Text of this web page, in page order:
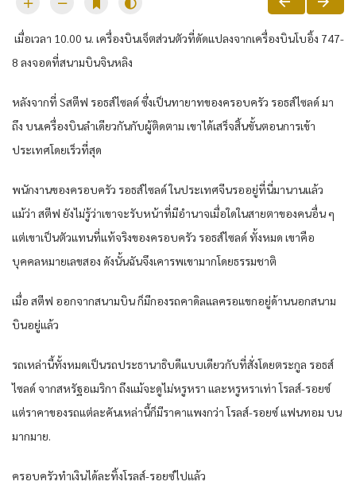
เมื่อเวลา 10.00 น. เครื่องบินเจ็ตส่วนตัวที่ดัดแปลงจากเครื่องบินโบอิ้ง 747-
8 ลงจอดที่สนามบินจินหลิง
หลังจากที่ Sสตีฟ รอธส์ไซลด์ ซึ่งเป็นทายาทของครอบครัว รอธส์ไซลด์ มา
ถึง บนเครื่องบินลำเดียวกันกับผู้ติดตาม เขาได้เสร็จสิ้นขั้นตอนการเข้า
ประเทศโดยเร็วที่สุด
พนักงานของครอบครัว รอธส์ไซลด์ ในประเทศจีนรออยู่ที่นี่มานานแล้ว
แม้ว่า สตีฟ ยังไม่รู้ว่าเขาจะรับหน้าที่มีอำนาจเมื่อใดในสายตาของคนอื่น ๆ
แต่เขาเป็นตัวแทนที่แท้จริงของครอบครัว รอธส์ไซลด์ ทั้งหมด เขาคือ
บุคคลหมายเลขสอง ดังนั้นฉันจึงเคารพเขามากโดยธรรมชาติ
เมื่อ สตีฟ ออกจากสนามบิน ก็มีกองรถคาดิลแลครอแขกอยู่ด้านนอกสนาม
บินอยู่แล้ว
รถเหล่านี้ทั้งหมดเป็นรถประธานาธิบดีแบบเดียวกับที่สั่งโดยตระกูล รอธส์
ไซลด์ จากสหรัฐอเมริกา ถึงแม้จะดูไม่หรูหรา และหรูหราเท่า โรลส์-รอยซ์
แต่ราคาของรถแต่ละคันเหล่านี้ก็มีราคาแพงกว่า โรลส์-รอยซ์ แฟนทอม บน
มากมาย.
ครอบครัวทำเงินได้ละทิ้งโรลส์-รอยซ์ไปแล้ว